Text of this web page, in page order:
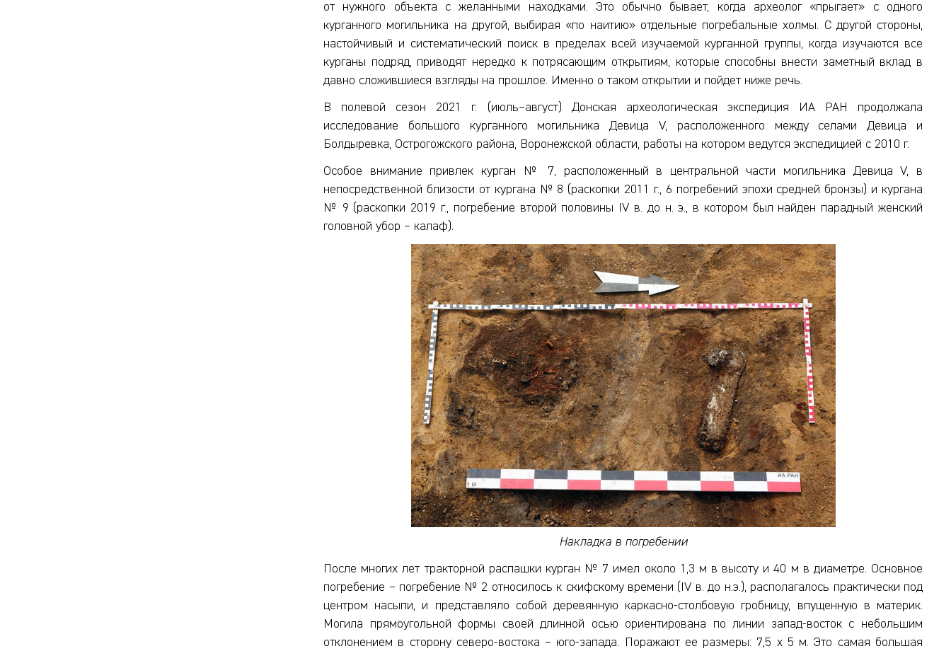
от нужного объекта с желанными находками. Это обычно бывает, когда археолог «прыгает» с одного
курганного могильника на другой, выбирая «по наитию» отдельные погребальные холмы. С другой стороны,
настойчивый и систематический поиск в пределах всей изучаемой курганной группы, когда изучаются все
курганы подряд, приводят нередко к потрясающим открытиям, которые способны внести заметный вклад в
давно сложившиеся взгляды на прошлое. Именно о таком открытии и пойдет ниже речь.
В полевой сезон 2021 г. (июль–август) Донская археологическая экспедиция ИА РАН продолжала
исследование большого курганного могильника Девица V, расположенного между селами Девица и
Болдыревка, Острогожского района, Воронежской области, работы на котором ведутся экспедицией с 2010 г.
Особое внимание привлек курган № 7, расположенный в центральной части могильника Девица V, в
непосредственной близости от кургана № 8 (раскопки 2011 г., 6 погребений эпохи средней бронзы) и кургана
№ 9 (раскопки 2019 г., погребение второй половины IV в. до н. э., в котором был найден парадный женский
головной убор – калаф).
Накладка в погребении
После многих лет тракторной распашки курган № 7 имел около 1,3 м в высоту и 40 м в диаметре. Основное
погребение – погребение № 2 относилось к скифскому времени (IV в. до н.э.), располагалось практически под
центром насыпи, и представляло собой деревянную каркасно-столбовую гробницу, впущенную в материк.
Могила прямоугольной формы своей длинной осью ориентирована по линии запад-восток с небольшим
отклонением в сторону северо-востока – юго-запада. Поражают ее размеры: 7,5 х 5 м. Это самая большая